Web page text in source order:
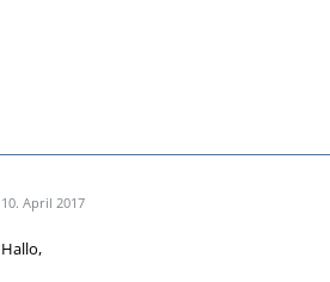
10. April 2017
Hallo,